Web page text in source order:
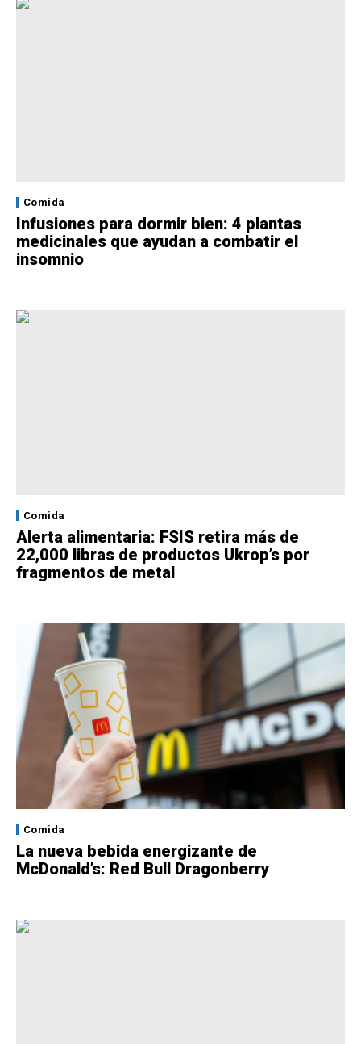
Comida
Infusiones para dormir bien: 4 plantas
medicinales que ayudan a combatir el
insomnio
Comida
Alerta alimentaria: FSIS retira más de
22,000 libras de productos Ukrop’s por
fragmentos de metal
Comida
La nueva bebida energizante de
McDonald’s: Red Bull Dragonberry